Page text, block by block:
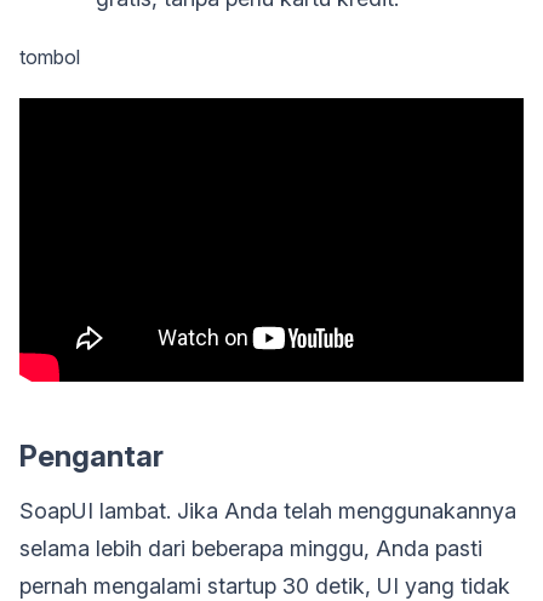
tombol
Pengantar
SoapUI lambat. Jika Anda telah menggunakannya
selama lebih dari beberapa minggu, Anda pasti
pernah mengalami startup 30 detik, UI yang tidak